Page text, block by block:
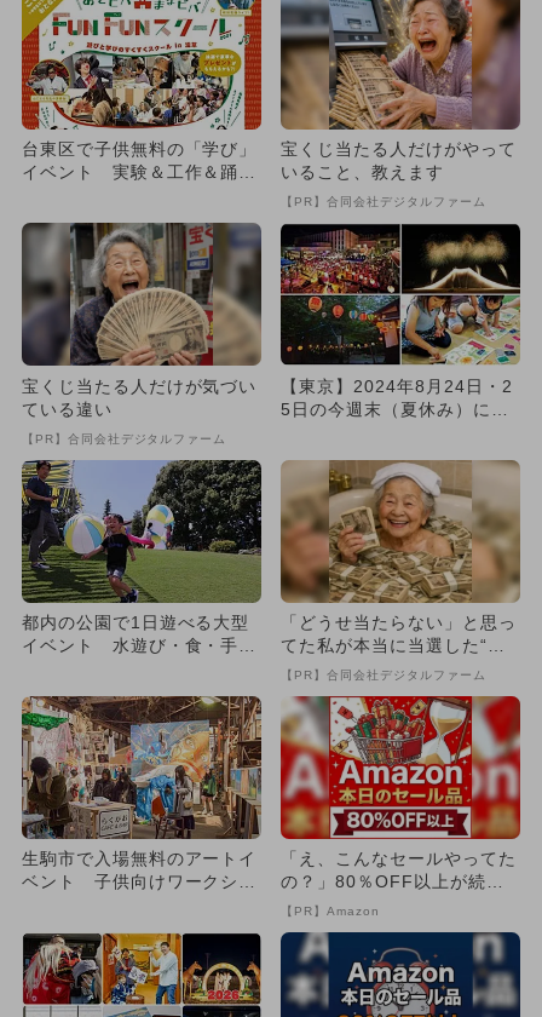
台東区で子供無料の「学び」
イベント 実験＆工作＆踊り
宝くじ当たる人だけがやって
いること、教えます
【PR】合同会社デジタルファーム
宝くじ当たる人だけが気づい
ている違い
【PR】合同会社デジタルファーム
【東京】2024年8月24日・2
5日の今週末（夏休み）に無
都内の公園で1日遊べる大型
イベント 水遊び・食・手作
「どうせ当たらない」と思っ
てた私が本当に当選した“買
い方”がこれ
【PR】合同会社デジタルファーム
生駒市で入場無料のアートイ
ベント 子供向けワークショ
「え、こんなセールやってた
の？」80％OFF以上が続々
登場！Amazonの本気が...
【PR】Amazon